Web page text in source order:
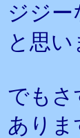
ジジ
と思い
でもさ
ありま